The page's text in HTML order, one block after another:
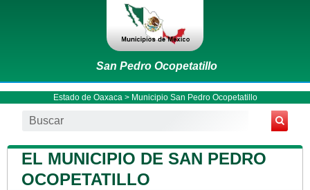
San Pedro Ocopetatillo
Estado de Oaxaca > Municipio San Pedro Ocopetatillo
EL MUNICIPIO DE SAN PEDRO
OCOPETATILLO